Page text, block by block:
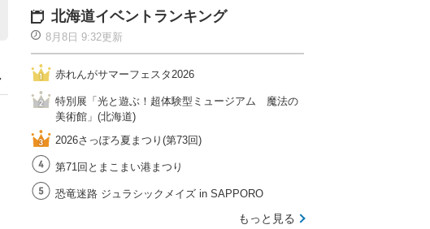
北海道イベントランキング
8月8日 9:32更新
赤れんがサマーフェスタ2026
特別展「光と遊ぶ！超体験型ミュージアム 魔法の
美術館」(北海道)
2026さっぽろ夏まつり(第73回)
第71回とまこまい港まつり
恐竜迷路 ジュラシックメイズ in SAPPORO
もっと見る